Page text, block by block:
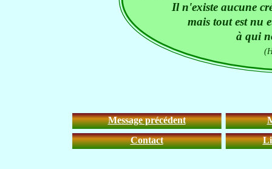
Il n'existe aucune
mais tout est nu
à qui
Message précédent
Contact